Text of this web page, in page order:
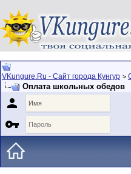
VKungure.Ru - Сайт города Кунгур >
Оплата школьных обедов

